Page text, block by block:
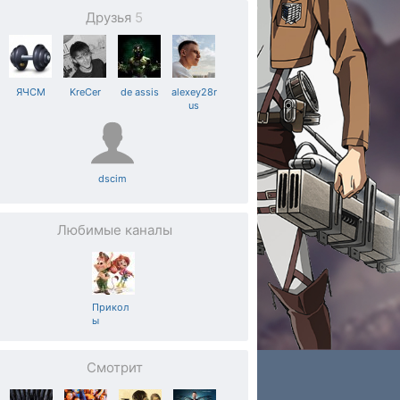
Друзья 5
ЯЧСМ KreCer de assis
alexey28r
us
dscim
Любимые каналы
Прикол
ы
Смотрит